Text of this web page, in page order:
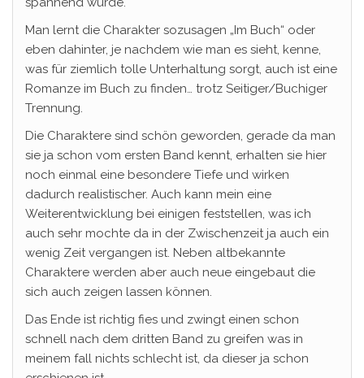
Man lernt die Charakter sozusagen „Im Buch“ oder
eben dahinter, je nachdem wie man es sieht, kenne,
was für ziemlich tolle Unterhaltung sorgt, auch ist eine
Romanze im Buch zu finden… trotz Seitiger/Buchiger
Trennung.
Die Charaktere sind schön geworden, gerade da man
sie ja schon vom ersten Band kennt, erhalten sie hier
noch einmal eine besondere Tiefe und wirken
dadurch realistischer. Auch kann mein eine
Weiterentwicklung bei einigen feststellen, was ich
auch sehr mochte da in der Zwischenzeit ja auch ein
wenig Zeit vergangen ist. Neben altbekannte
Charaktere werden aber auch neue eingebaut die
sich auch zeigen lassen können.
Das Ende ist richtig fies und zwingt einen schon
schnell nach dem dritten Band zu greifen was in
meinem fall nichts schlecht ist, da dieser ja schon